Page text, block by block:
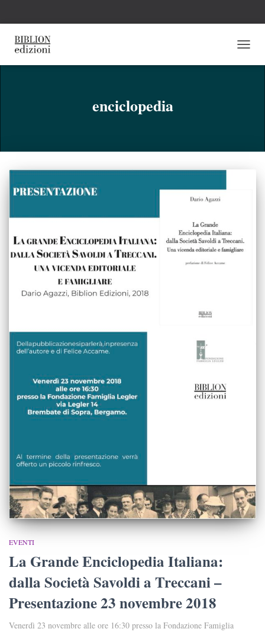
enciclopedia
EVENTI
La Grande Enciclopedia Italiana:
dalla Società Savoldi a Treccani –
Presentazione 23 novembre 2018
Venerdì 23 novembre alle ore 16:30 presso la Fondazione Famiglia